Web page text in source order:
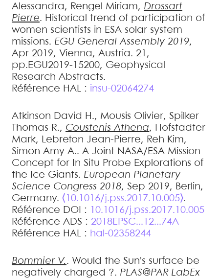
Alessandra, Rengel Miriam, Drossart
Pierre. Historical trend of participation of
women scientists in ESA solar system
missions. EGU General Assembly 2019,
Apr 2019, Vienna, Austria. 21,
pp.EGU2019-15200, Geophysical
Research Abstracts.
Référence HAL : insu-02064274
Atkinson David H., Mousis Olivier, Spilker
Thomas R., Coustenis Athena, Hofstadter
Mark, Lebreton Jean-Pierre, Reh Kim,
Simon Amy A.. A Joint NASA/ESA Mission
Concept for In Situ Probe Explorations of
the Ice Giants. European Planetary
Science Congress 2018, Sep 2019, Berlin,
Germany. ⟨10.1016/j.pss.2017.10.005⟩.
Référence DOI :
10.1016/j.pss.2017.10.005
Référence ADS : 2018EPSC...12...74A
Référence HAL : hal-02358244
Bommier V.. Would the Sun's surface be
negatively charged ?. PLAS@PAR LabEx